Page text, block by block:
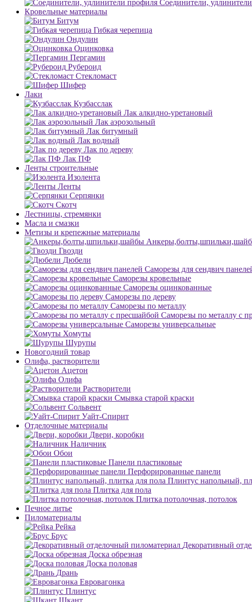
Соединители,
Кровельные материалы
Битум
Гибкая черепица
Ондулин
Оцинковка
Пергамин
Рубероид
Стекломаст
Шифер
Лаки
Кузбасслак
Лак алкидно-уретановый
Лак аэрозольный
Лак битумный
Лак водный
Лак по дереву
Лак ПФ
Ленты строительные
Изолента
Ленты
Серпянки
Скотч
Лестницы, стремянки
Масла и смазки
Метизы и крепежные материалы
Гвозди
Дюбели
Саморезы для сендвич
Саморезы кровельные
Саморезы оцинкованные
Саморезы по дереву
Саморезы по металлу
Саморезы по металлу с
Саморезы универсальные
Хомуты
Шурупы
Новогодний товар
Олифа, растворители
Ацетон
Олифа
Растворители
Смывка старой краски
Сольвент
Уайт-Спирит
Отделочные материалы
Двери, коробки
Наличник
Обои
Панели пластиковые
Перфорированные панели
Плинтус напольный,
Плитка для пола
Плитка потолочная, потолок
Печное литье
Пиломатериалы
Рейка
Брус
Декоративный
Доска обрезная
Доска половая
Дрань
Евровагонка
Плинтус
Шкант